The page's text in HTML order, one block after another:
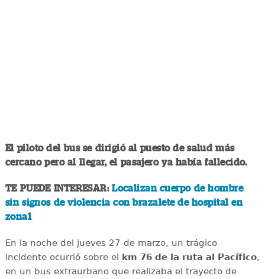
El piloto del bus se dirigió al puesto de salud más
cercano pero al llegar, el pasajero ya había fallecido.
TE PUEDE INTERESAR:Localizan cuerpo de hombre
sin signos de violencia con brazalete de hospital en
zona1
En la noche del jueves 27 de marzo, un trágico
incidente ocurrió sobre el km 76 de la ruta al Pacífico,
en un bus extraurbano que realizaba el trayecto de